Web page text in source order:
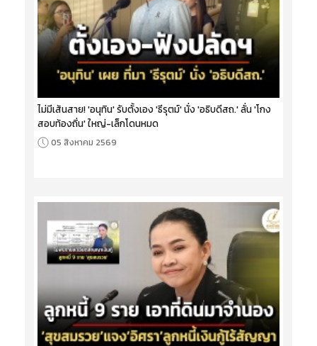
ไม่มีเส้นสาย! 'อนุทิน' รับตั้งเอง 'ธีรุตม์' นั่ง 'อธิบดีสถ.' ลั่น 'โกง
สอบท้องถิ่น' ใหญ่-เล็กโดนหมด
05 สิงหาคม 2569